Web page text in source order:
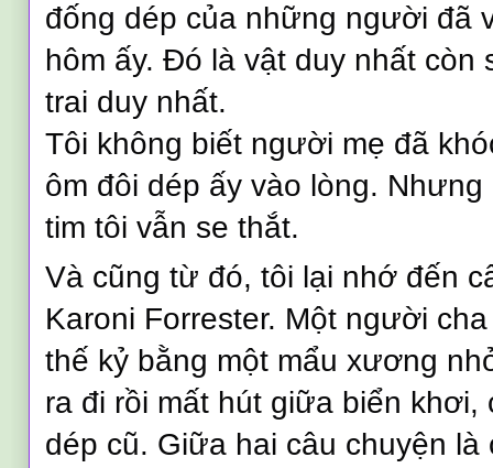
đống dép của những người đã
hôm ấy. Đó là vật duy nhất còn
trai duy nhất.
Tôi không biết người mẹ đã
ôm đôi dép ấy vào lòng.
tim tôi vẫn se thắt.
Và cũng từ đó, tôi lại nhớ đến
Karoni Forrester. Một người
thế kỷ bằng một mẩu xương
ra đi rồi mất hút giữa biển khơi,
dép cũ. Giữa hai câu chuyện